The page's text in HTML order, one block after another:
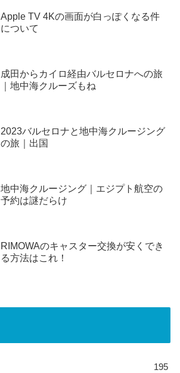
Apple TV 4Kの画面が白っぽくなる件
について
成田からカイロ経由バルセロナへの旅
｜地中海クルーズもね
2023バルセロナと地中海クルージング
の旅｜出国
地中海クルージング｜エジプト航空の
予約は謎だらけ
RIMOWAのキャスター交換が安くでき
る方法はこれ！
195